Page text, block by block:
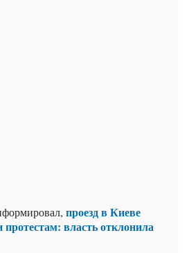
проезд в Киеве
власть отклонила